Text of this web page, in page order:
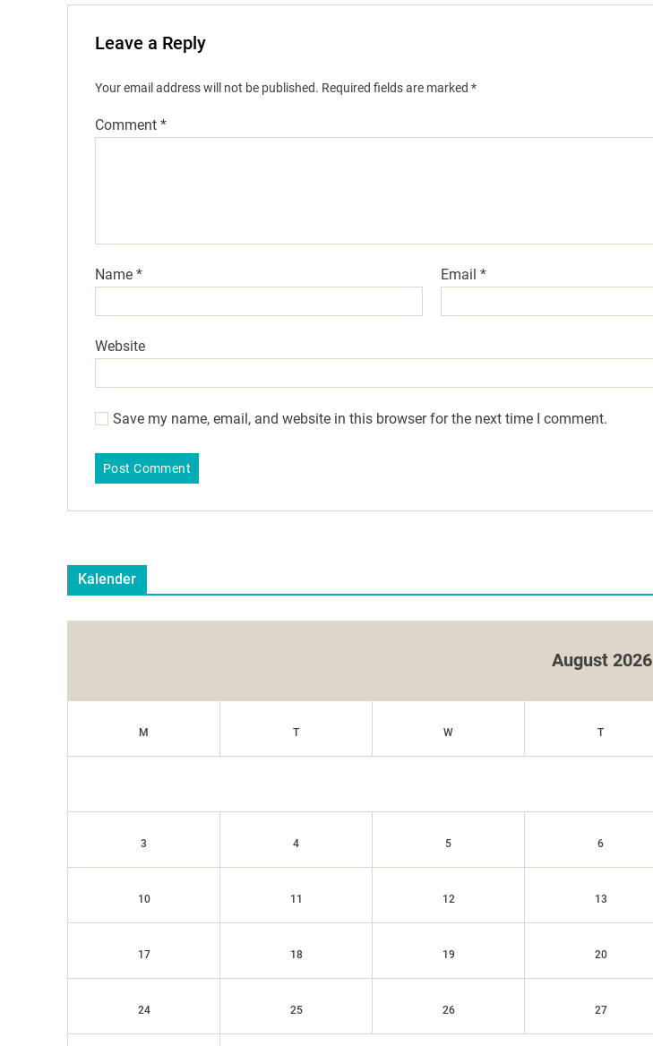
Leave a Reply
Your email address will not be published. Required fields are marked *
Comment *
Name * Email*
Website
Save my name, email, and website in this browser for the next time I comment.
Kalender
August 2026
M T W T
3 4 5 6
10 11 12 13
17 18 19 20
24 25 26 27